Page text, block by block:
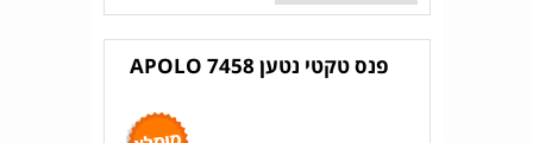
פנס טקטי נטען APOLO 7458